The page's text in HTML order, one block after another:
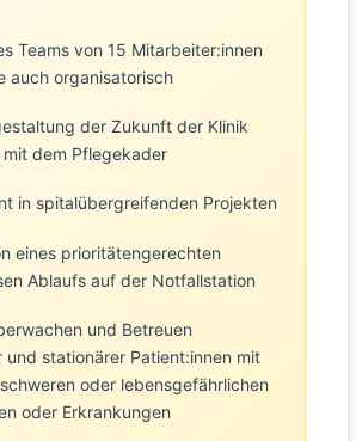
Teams von 15 Mitarbeiter:innen
auch organisatorisch
der Zukunft der Klinik
mit dem Pflegekader
in spitalübergreifenden Projekten
eines prioritätengerechten
Ablaufs auf der Notfallstation
und Betreuen
und stationärer Patient:innen mit
oder lebensgefährlichen
oder Erkrankungen